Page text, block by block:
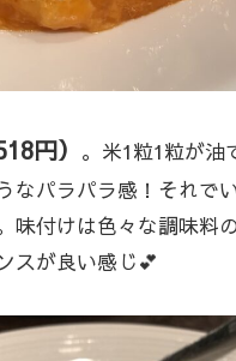
円） 。米1粒1粒が油
なパラパラ感！それで
味付けは色々な調味料
スが良い感じ💕